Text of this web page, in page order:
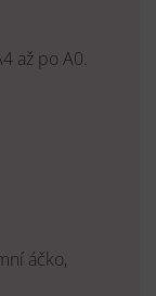
až po A0.
áčko,